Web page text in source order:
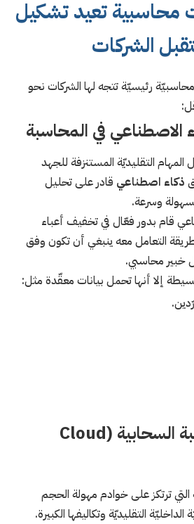
محاسبية تعيد تشكيل
الشركات
5 اتجاهات محاسبيّة رئيسيّة تتجه لها الشركات نحو
المهام التقليديّة المستنزفة للجهد
ذكاء اصطناعي قادر على تحليل
وسرعة.
قام بدور فعّال في تخفيف أعباء
التعامل معه ينبغي أن تكون وفق
محاسبي.
إلا أنها تحمل بيانات معقّدة مثل:
2. برامج المحاسبة السحابية (Cloud
ترتكز على خوادم مهولة الحجم
التقليديّة وتكاليفها الكبيرة.